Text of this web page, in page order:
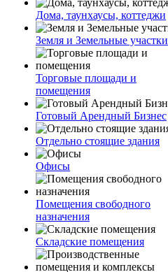
Дома, таунхаусы, коттеджи
Земля и Земельные участки
Торговые площади и
помещения
Готовый Арендный Бизнес
Отдельно стоящие здания
Офисы
Помещения свободного
назначения
Складские помещения